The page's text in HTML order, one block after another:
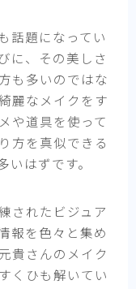
話題になってい
に、その美しさ
も多いのではな
麗なメイクをす
や道具を使って
方を真似できる
はずです。
されたビジュア
報を色々と集め
貴さんのメイク
くひも解いてい